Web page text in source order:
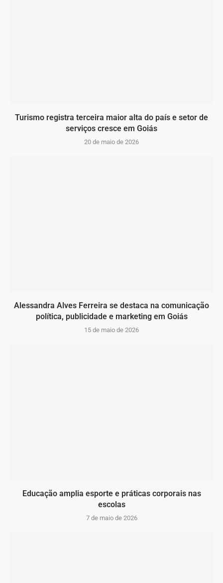
Turismo registra terceira maior alta do país e setor de
serviços cresce em Goiás
20 de maio de 2026
Alessandra Alves Ferreira se destaca na comunicação
política, publicidade e marketing em Goiás
15 de maio de 2026
Educação amplia esporte e práticas corporais nas
escolas
7 de maio de 2026